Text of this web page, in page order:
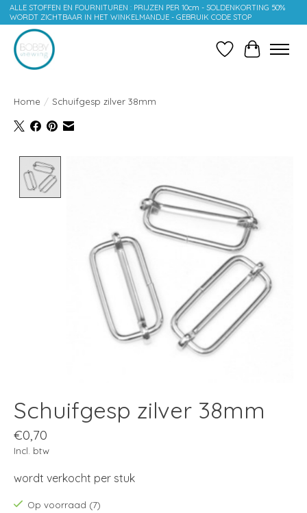
ALLE STOFFEN EN FOURNITUREN : PRIJZEN PER 10cm - SOLDENKORTING 50%
WORDT ZICHTBAAR IN HET WINKELMANDJE - GEBRUIK CODE STOP
Verlanglijst
Home / Schuifgesp zilver 38mm
Schuifgesp zilver 38mm
€0,70
Incl. btw
wordt verkocht per stuk
Op voorraad (7)